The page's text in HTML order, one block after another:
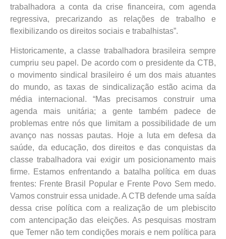
trabalhadora a conta da crise financeira, com agenda
regressiva, precarizando as relações de trabalho e
flexibilizando os direitos sociais e trabalhistas”.
Historicamente, a classe trabalhadora brasileira sempre
cumpriu seu papel. De acordo com o presidente da CTB,
o movimento sindical brasileiro é um dos mais atuantes
do mundo, as taxas de sindicalização estão acima da
média internacional. “Mas precisamos construir uma
agenda mais unitária; a gente também padece de
problemas entre nós que limitam a possibilidade de um
avanço nas nossas pautas. Hoje a luta em defesa da
saúde, da educação, dos direitos e das conquistas da
classe trabalhadora vai exigir um posicionamento mais
firme. Estamos enfrentando a batalha política em duas
frentes: Frente Brasil Popular e Frente Povo Sem medo.
Vamos construir essa unidade. A CTB defende uma saída
dessa crise política com a realização de um plebiscito
com antencipação das eleições. As pesquisas mostram
que Temer não tem condições morais e nem política para